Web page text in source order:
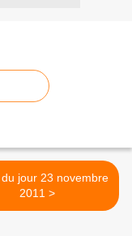
jour 23 novembre
2011 >